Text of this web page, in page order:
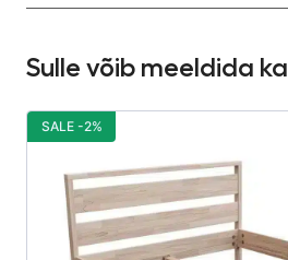
Sulle võib meeldida ka
SALE -2%